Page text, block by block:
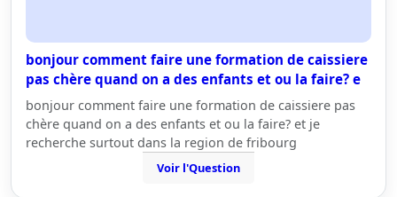
bonjour comment faire une formation de caissiere
pas chère quand on a des enfants et ou la faire? e
bonjour comment faire une formation de caissiere pas
chère quand on a des enfants et ou la faire? et je
recherche surtout dans la region de fribourg
Voir l'Question